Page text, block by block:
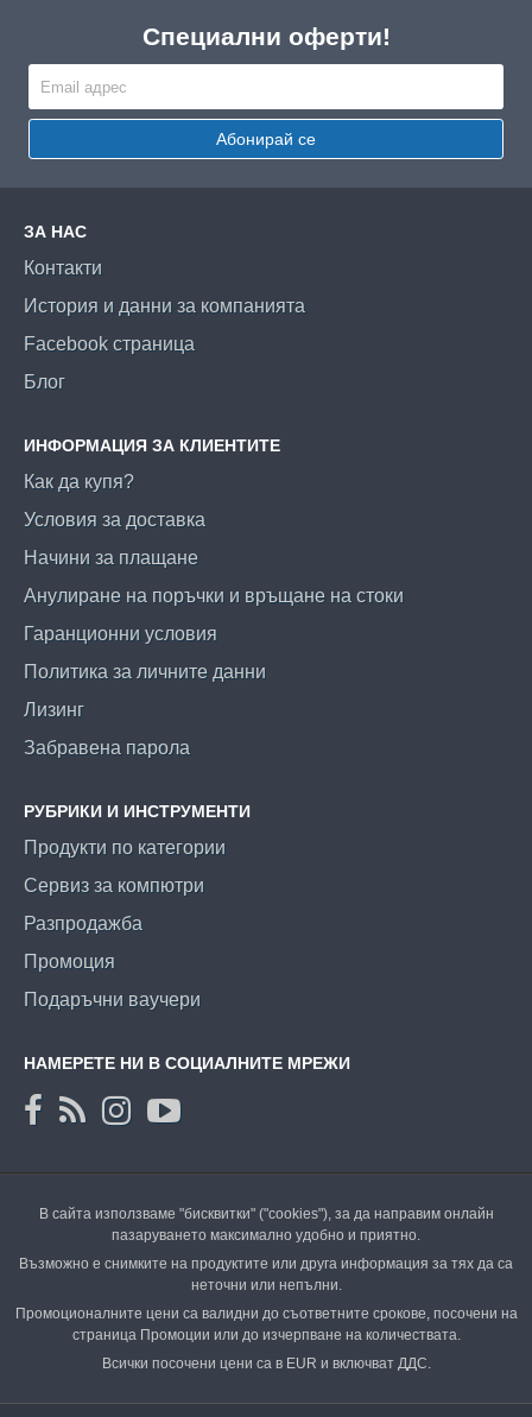
Специални оферти!
Абонирай се
ЗА НАС
Контакти
История и данни за компанията
Facebook страница
Блог
ИНФОРМАЦИЯ ЗА КЛИЕНТИТЕ
Как да купя?
Условия за доставка
Начини за плащане
Анулиране на поръчки и връщане на стоки
Гаранционни условия
Политика за личните данни
Лизинг
Забравена парола
РУБРИКИ И ИНСТРУМЕНТИ
Продукти по категории
Сервиз за компютри
Разпродажба
Промоция
Подаръчни ваучери
НАМЕРЕТЕ НИ В СОЦИАЛНИТЕ МРЕЖИ
В сайта използваме "бисквитки" ("cookies"), за да направим онлайн
пазаруването максимално удобно и приятно.
Възможно е снимките на продуктите или друга информация за тях да са
неточни или непълни.
Промоционалните цени са валидни до съответните срокове, посочени на
страница Промоции или до изчерпване на количествата.
Всички посочени цени са в EUR и включват ДДС.